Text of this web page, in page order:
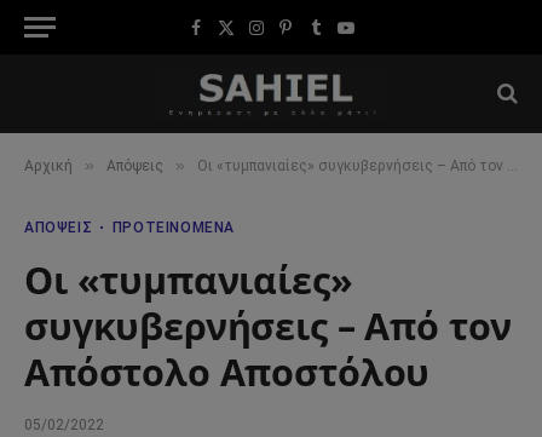
Facebook
X
Instagram
Pinterest
TumblrYouTube
Αρχική » Απόψεις » Οι «τυμπανιαίες» συγκυβερνήσεις – Από τον Απόστολο Αποστόλου
ΑΠΌΨΕΙΣ ΠΡΟΤΕΙΝΌΜΕΝΑ
Οι «τυμπανιαίες»
συγκυβερνήσεις – Από τον
Απόστολο Αποστόλου
05/02/2022